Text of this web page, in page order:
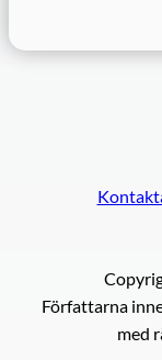
Författarna
med